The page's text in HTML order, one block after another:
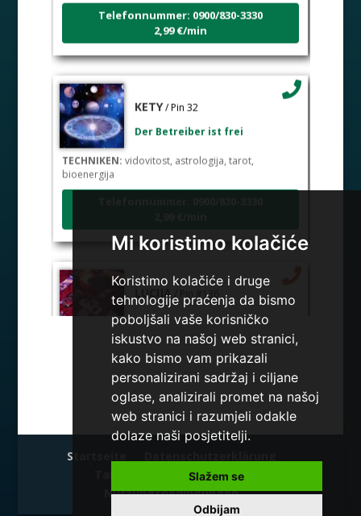
Mi koristimo kolačiće
Koristimo kolačiće i druge
tehnologije praćenja da bismo
poboljšali vaše korisničko
iskustvo na našoj web stranici,
kako bismo vam prikazali
personalizirani sadržaj i ciljane
oglase, analizirali promet na našoj
web stranici i razumjeli odakle
dolaze naši posjetitelji.
Slažem se
Odbijam
Telefonnummer: 0900/830-3330
2,99 €/min
KETY / Pin 32
Der Betreiber ist frei
TECHNIKEN: vidovitost, astrologija, tarot,
bioenergija
LUCIJA / Pin #136
Der Betrieber ist zurzeit besetzt
TECHNIKEN:sudbinske karte, anđeoske poruke
Telefonnummer: 0900/830-3330
2,99 €/min
/ Pin 15
Startseite
Sms Tarot
Nutzungsbedingungen